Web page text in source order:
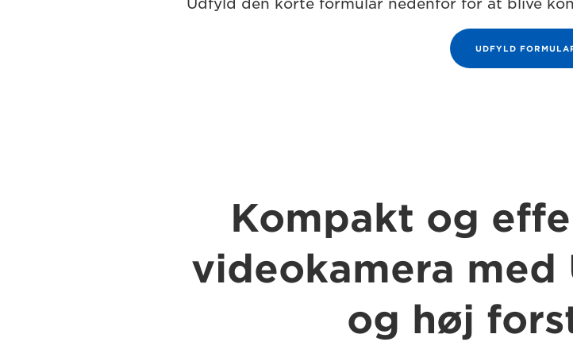
Udfyld den korte formular nedenfor for at blive
UDFYLD
Kompakt og
videokamera med
og høj